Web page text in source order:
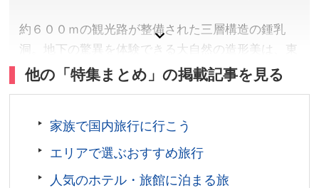
約６００ｍの観光路が整備された三層構造の鍾乳
洞。地下の驚異を体験できる大自然の造形美は、東
洋屈指の規模を誇ります。
入洞料／大人(高校生以上)1,200円、中学生800円、小学
営業時間／時期によって異なります。詳しくは公式サイ
トをご確認ください。
他の「特集まとめ」の掲載記事を見る
家族で国内旅行に行こう
エリアで選ぶおすすめ旅行
人気のホテル・旅館に泊まる旅